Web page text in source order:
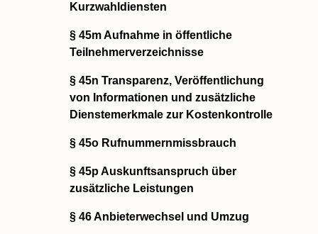
Kurzwahldiensten
§ 45m Aufnahme in öffentliche
Teilnehmerverzeichnisse
§ 45n Transparenz, Veröffentlichung
von Informationen und zusätzliche
Dienstemerkmale zur Kostenkontrolle
§ 45o Rufnummernmissbrauch
§ 45p Auskunftsanspruch über
zusätzliche Leistungen
§ 46 Anbieterwechsel und Umzug